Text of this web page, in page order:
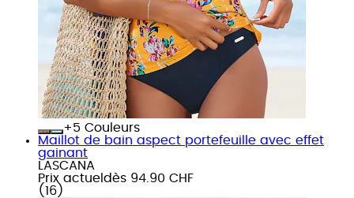
+
Couleurs
Maillot de bain aspect portefeuille avec effet
gainant
LASCANA
Prix actuel dès 94.90 CHF
( 16 )